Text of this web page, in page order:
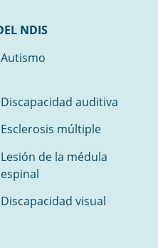
NDIS
Autismo
Discapacidad auditiva
Esclerosis múltiple
Lesión de la médula
espinal
Discapacidad visual